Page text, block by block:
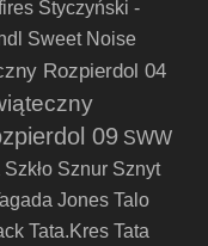
Styczyński -
Sweet Noise
Rozpierdol 04
09 SWW
Szkło Sznur Sznyt
Jones Talo
Tata.Kres Tata